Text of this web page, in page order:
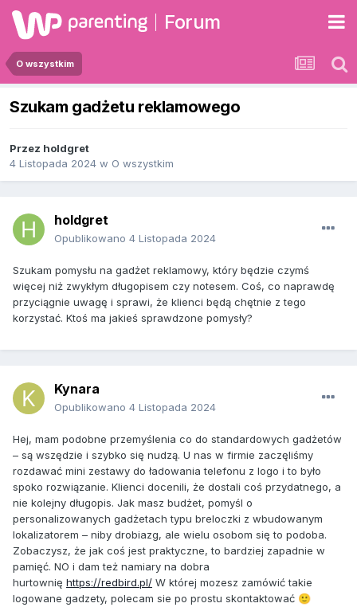
Forum
O wszystkim
Szukam gadżetu reklamowego
Przez holdgret
4 Listopada 2024 w O wszystkim
holdgret
Opublikowano 4 Listopada 2024
Szukam pomysłu na gadżet reklamowy, który będzie czymś
więcej niż zwykłym długopisem czy notesem. Coś, co naprawdę
przyciągnie uwagę i sprawi, że klienci będą chętnie z tego
korzystać. Ktoś ma jakieś sprawdzone pomysły?
Kynara
Opublikowano 4 Listopada 2024
Hej, mam podobne przemyślenia co do standardowych gadżetów
– są wszędzie i szybko się nudzą. U nas w firmie zaczęliśmy
rozdawać mini zestawy do ładowania telefonu z logo i to było
spoko rozwiązanie. Klienci docenili, że dostali coś przydatnego, a
nie kolejny długopis. Jak masz budżet, pomyśl o
personalizowanych gadżetach typu breloczki z wbudowanym
lokalizatorem – niby drobiazg, ale wielu osobom się to podoba.
Zobaczysz, że jak coś jest praktyczne, to bardziej zapadnie w
pamięć. NO i dam też namiary na dobra
hurtownię https://redbird.pl/ W której mozesz zamówić takie
logowane gadzety, polecam sie po prostu skontaktować 🙂